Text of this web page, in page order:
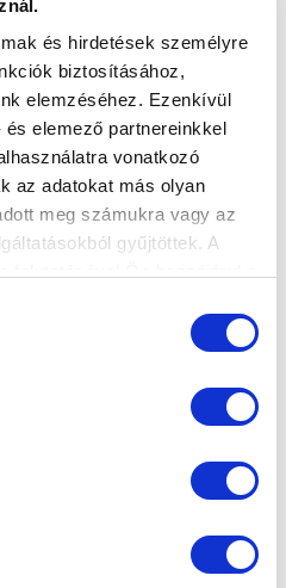
és hirdetések személyre
biztosításához,
elemzéséhez. Ezenkívül
elemező partnereinkkel
vonatkozó
az adatokat más olyan
meg számukra vagy az
gyűjtöttek. A
BAJNOKI
HAT TAVASZI
OTP Bank Liga tavaszi